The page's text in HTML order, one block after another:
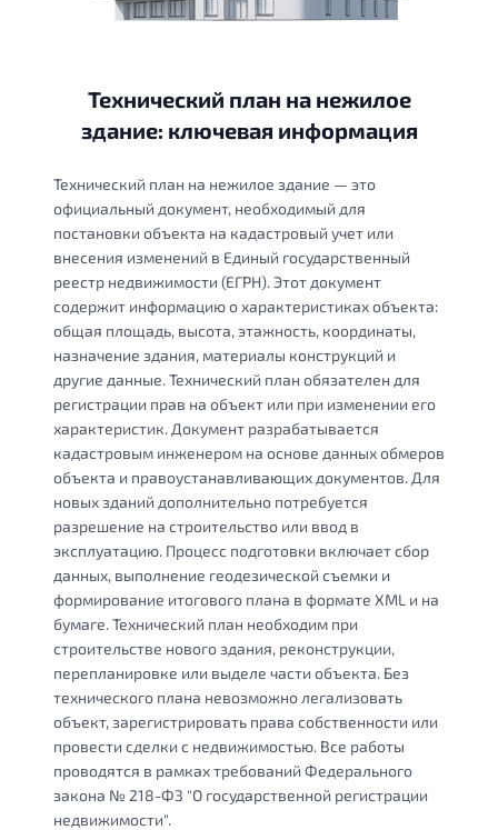
Технический план на нежилое
здание: ключевая информация
Технический план на нежилое здание — это
официальный документ, необходимый для
постановки объекта на кадастровый учет или
внесения изменений в Единый государственный
реестр недвижимости (ЕГРН). Этот документ
содержит информацию о характеристиках объекта:
общая площадь, высота, этажность, координаты,
назначение здания, материалы конструкций и
другие данные. Технический план обязателен для
регистрации прав на объект или при изменении его
характеристик. Документ разрабатывается
кадастровым инженером на основе данных обмеров
объекта и правоустанавливающих документов. Для
новых зданий дополнительно потребуется
разрешение на строительство или ввод в
эксплуатацию. Процесс подготовки включает сбор
данных, выполнение геодезической съемки и
формирование итогового плана в формате XML и на
бумаге. Технический план необходим при
строительстве нового здания, реконструкции,
перепланировке или выделе части объекта. Без
технического плана невозможно легализовать
объект, зарегистрировать права собственности или
провести сделки с недвижимостью. Все работы
проводятся в рамках требований Федерального
закона № 218-ФЗ "О государственной регистрации
недвижимости".